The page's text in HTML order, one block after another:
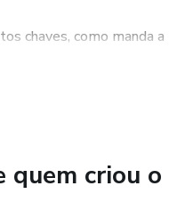
chaves, como manda
e negocios
quem criou